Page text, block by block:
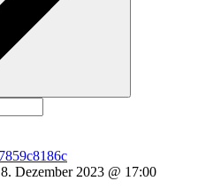
8. Dezember 2023 @ 17:00